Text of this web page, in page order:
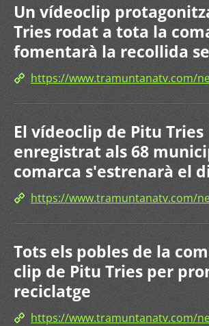
Un vídeoclip
Tries rodat a tota la
fomentarà la recollida
https://www.tramuntanatv.com/
El vídeoclip de Pitu Tries
enregistrat als 68
comarca s'estrenarà el
https://www.tramuntanatv.com/
Tots els pobles de la
clip de Pitu Tries per
reciclatge
https://www.tramuntanatv.com/